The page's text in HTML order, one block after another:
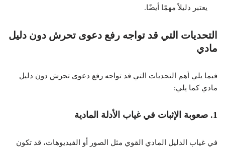
يعتبر دليلاً مهمًا أيضًا.
التحديات التي قد تواجه رفع دعوى تحرش دون دليل
مادي
فيما يلي أهم التحديات التي قد تواجه رفع دعوى تحرش دون دليل
مادي كما يلي:
1. صعوبة الإثبات في غياب الأدلة المادية
في غياب الدليل المادي القوي مثل الصور أو الفيديوهات، قد تكون